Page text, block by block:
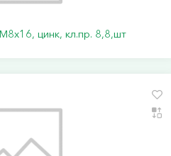
цинк, кл.пр. 8,8,шт